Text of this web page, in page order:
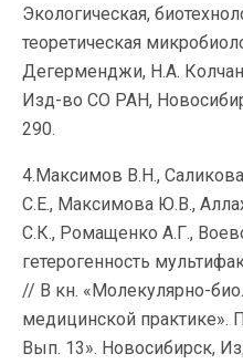
Экологическая,
теоретическая
Дегерменджи, Н.А.
Изд-во СО РАН,
290.
4.Максимов В.Н.,
С.Е., Максимова Ю.В.,
С.К., Ромащенко А.Г.,
гетерогенность
// В кн. «Молекулярно-
медицинской практике».
Вып. 13». Новосибирск,